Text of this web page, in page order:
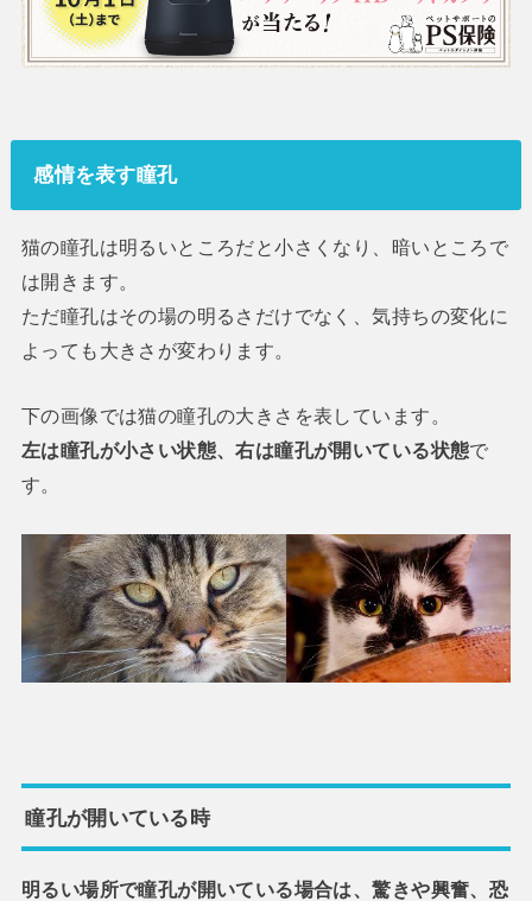
感情を表す瞳孔
猫の瞳孔は明るいところだと小さくなり、暗いところで
は開きます。
ただ瞳孔はその場の明るさだけでなく、気持ちの変化に
よっても大きさが変わります。
下の画像では猫の瞳孔の大きさを表しています。
左は瞳孔が小さい状態、右は瞳孔が開いている状態で
す。
瞳孔が開いている時
明るい場所で瞳孔が開いている場合は、驚きや興奮、恐